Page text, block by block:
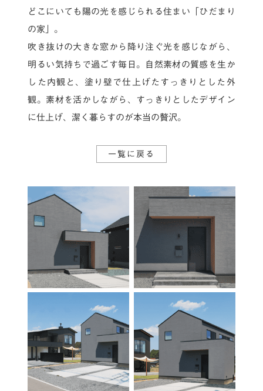
どこにいても陽の光を感じられる住まい「ひだまり
の家」。
吹き抜けの大きな窓から降り注ぐ光を感じながら、
明るい気持ちで過ごす毎日。
自然素材の質感を生か
した内観と、塗り壁で仕上げたすっきりとした外
観。 素材を活かしながら、すっきりとしたデザイン
に仕上げ、潔く暮らすのが本当の贅沢。
一覧に戻る